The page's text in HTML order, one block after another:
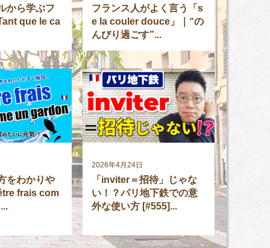
から学ぶフ
que le ca
フランス人がよく言う「s
e la couler douce」｜“の
んびり過ごす”...
をわかりや
frais com
2026年4月24日
「inviter＝招待」じゃな
い！？パリ地下鉄での意
外な使い方 [#555]...